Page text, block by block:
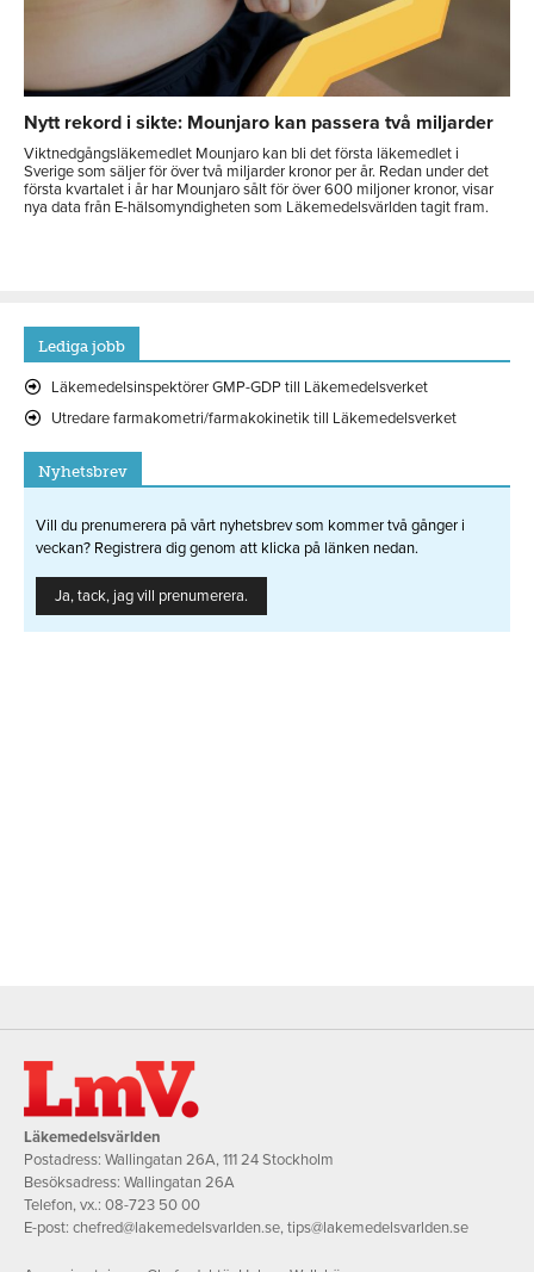
Nytt rekord i sikte: Mounjaro kan passera två miljarder
Viktnedgångsläkemedlet Mounjaro kan bli det första läkemedlet i
Sverige som säljer för över två miljarder kronor per år. Redan under det
första kvartalet i år har Mounjaro sålt för över 600 miljoner kronor, visar
nya data från E-hälsomyndigheten som Läkemedelsvärlden tagit fram.
Lediga jobb
Läkemedelsinspektörer GMP-GDP till Läkemedelsverket
Utredare farmakometri/farmakokinetik till Läkemedelsverket
Nyhetsbrev
Vill du prenumerera på vårt nyhetsbrev som kommer två gånger i
veckan? Registrera dig genom att klicka på länken nedan.
Ja, tack, jag vill prenumerera.
Läkemedelsvärlden
Postadress: Wallingatan 26A, 111 24 Stockholm
Besöksadress: Wallingatan 26A
Telefon, vx.: 08-723 50 00
E-post: chefred@lakemedelsvarlden.se,tips@lakemedelsvarlden.se